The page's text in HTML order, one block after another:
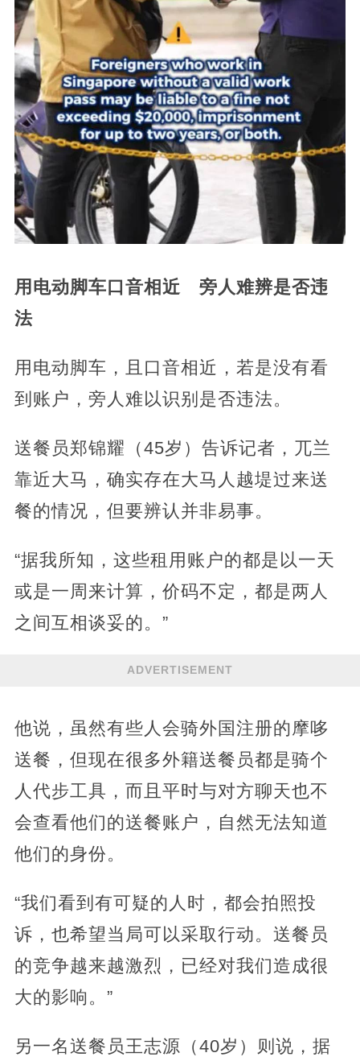
用电动脚车口音相近 旁人难辨是否违
法
用电动脚车，且口音相近，若是没有看
到账户，旁人难以识别是否违法。
送餐员郑锦耀（45岁）告诉记者，兀兰
靠近大马，确实存在大马人越堤过来送
餐的情况，但要辨认并非易事。
“据我所知，这些租用账户的都是以一天
或是一周来计算，价码不定，都是两人
之间互相谈妥的。”
ADVERTISEMENT
他说，虽然有些人会骑外国注册的摩哆
送餐，但现在很多外籍送餐员都是骑个
人代步工具，而且平时与对方聊天也不
会查看他们的送餐账户，自然无法知道
他们的身份。
“我们看到有可疑的人时，都会拍照投
诉，也希望当局可以采取行动。送餐员
的竞争越来越激烈，已经对我们造成很
大的影响。”
另一名送餐员王志源（40岁）则说，据